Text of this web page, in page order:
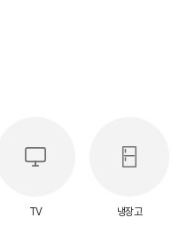
TV 냉장고